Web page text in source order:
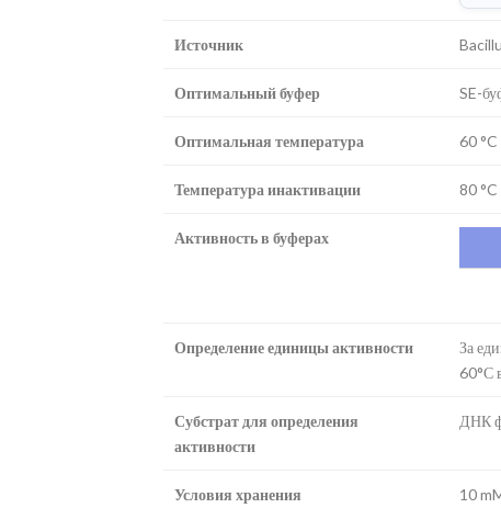
Источник
Оптимальный буфер SE-
Оптимальная температура 60 °C
Температура инактивации 80 °C
Активность в буферах
Определение единицы активности
За
60°С
Субстрат для определения
активности
ДНК
Условия хранения
10